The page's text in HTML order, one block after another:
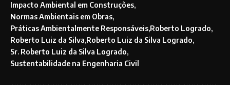
Impacto Ambiental em Construções
Normas Ambientais em Obras
Práticas Ambientalmente Responsáveis Roberto Logrado
Roberto Luiz da Silva Roberto Luiz da Silva Logrado
Sr. Roberto Luiz da Silva Logrado
Sustentabilidade na Engenharia Civil